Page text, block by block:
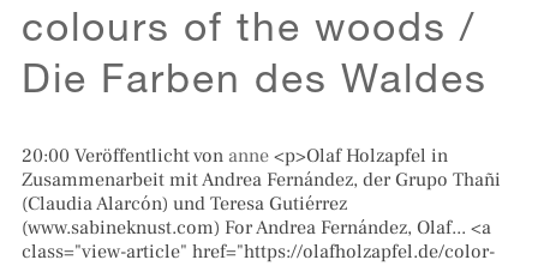
colours of the woods /
Die Farben des Waldes
20:00 Veröffentlicht von anne <p>Olaf Holzapfel in
Zusammenarbeit mit Andrea Fernández, der Grupo Thañi
(Claudia Alarcón) und Teresa Gutiérrez
(www.sabineknust.com) For Andrea Fernández, Olaf... <a
class="view-article" href="https://olafholzapfel.de/color-